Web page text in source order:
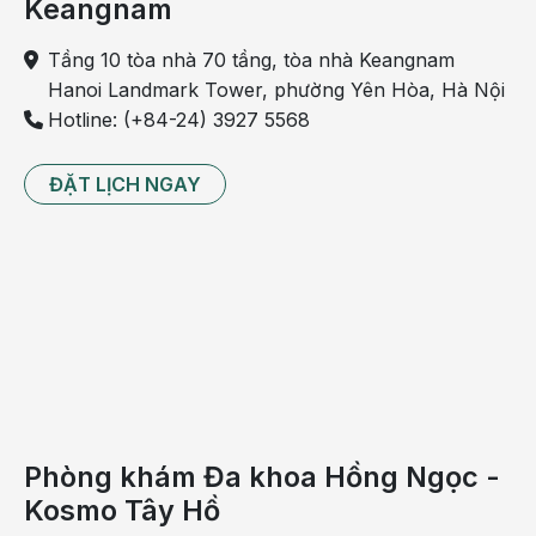
đủ sữa mẹ đồng thời có thể duy trì cho con bú đến 18 - 24
sau khi sinh?
Muốn có sữa cho con bú thì ngay trong thời kỳ có thai, mẹ
Keangnam
Tầng 10 tòa nhà 70 tầng, tòa nhà Keangnam
Hanoi Landmark Tower, phường Yên Hòa, Hà Nội
Hotline: (+84-24) 3927 5568
ĐẶT LỊCH NGAY
Phòng khám Đa khoa Hồng Ngọc -
Kosmo Tây Hồ